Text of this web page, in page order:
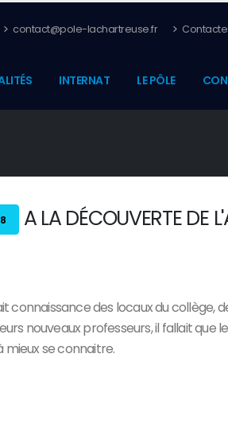
contact@pole-lachartreuse.fr
INTERNAT LE PÔLE
A LA DÉCOUVERTE DE
connaissance des locaux du collège,
nouveaux professeurs, il fallait que
se connaitre.